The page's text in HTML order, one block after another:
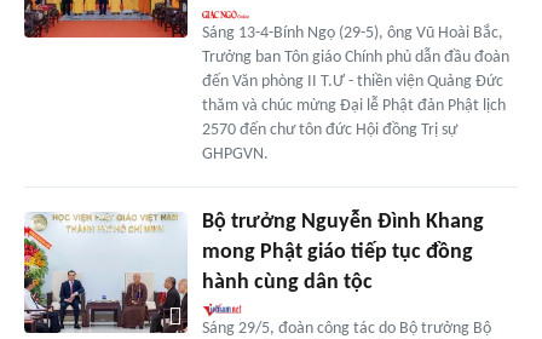
Sáng 13-4-Bính Ngọ (29-5), ông Vũ Hoài Bắc,
Trưởng ban Tôn giáo Chính phủ dẫn đầu đoàn
đến Văn phòng II T.Ư - thiền viện Quảng Đức
thăm và chúc mừng Đại lễ Phật đản Phật lịch
2570 đến chư tôn đức Hội đồng Trị sự
GHPGVN.
Bộ trưởng Nguyễn Đình Khang
mong Phật giáo tiếp tục đồng
hành cùng dân tộc
Sáng 29/5, đoàn công tác do Bộ trưởng Bộ